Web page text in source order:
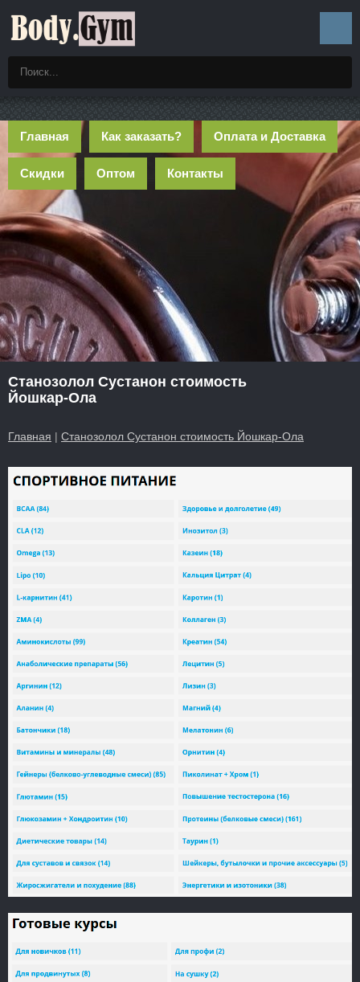
Главная Как заказать? Оплата и Доставка
Скидки Оптом Контакты
Станозолол Сустанон стоимость
Йошкар-Ола
Главная | Станозолол Сустанон стоимость Йошкар-Ола